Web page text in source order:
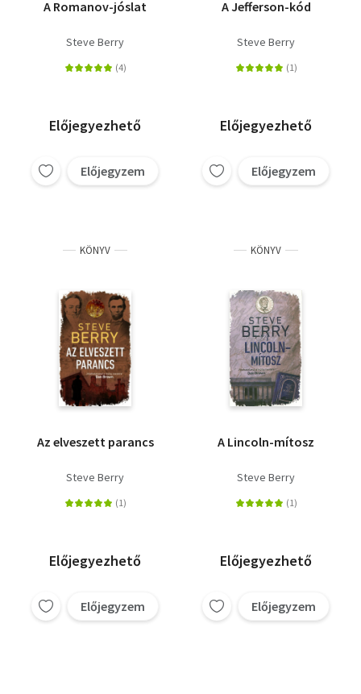
A Romanov-jóslat
Steve Berry
Előjegyezhető
Előjegyzem
A Jefferson-kód
Steve Berry
Előjegyezhető
Előjegyzem
KÖNYV
Az elveszett parancs
Steve Berry
Előjegyezhető
Előjegyzem
KÖNYV
A Lincoln-mítosz
Steve Berry
Előjegyezhető
Előjegyzem